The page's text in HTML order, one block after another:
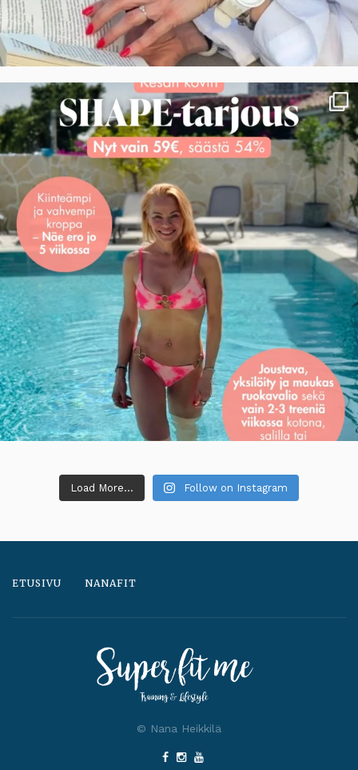
Load More... Follow on Instagram
ETUSIVU NANAFIT
© Nana Heikkilä